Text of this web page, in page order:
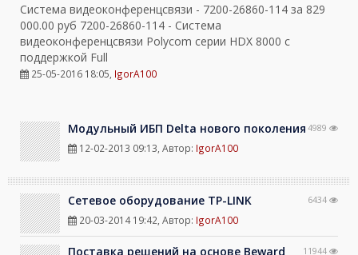
Система видеоконференцсвязи - 7200-26860-114 за 829
000.00 руб 7200-26860-114 - Система
видеоконференцсвязи Polycom серии HDX 8000 с
поддержкой Full
25-05-2016 18:05 IgorA100
Модульный ИБП Delta нового поколения 4989
12-02-2013 09:13 , Автор: IgorA100
Сетевое оборудование TP-LINK 6434
20-03-2014 19:42 , Автор: IgorA100
Поставка решений на основе Beward 11944